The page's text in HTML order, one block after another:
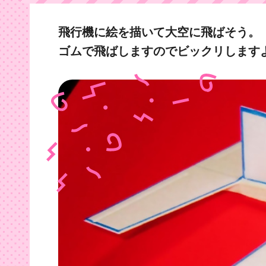
飛行機に絵を描いて大空に飛ばそう。
ゴムで飛ばしますのでビックリします